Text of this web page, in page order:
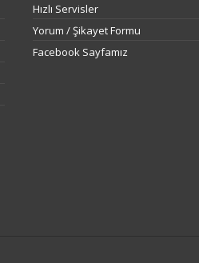
Hızlı Servisler
Yorum / Şikayet Formu
Facebook Sayfamız